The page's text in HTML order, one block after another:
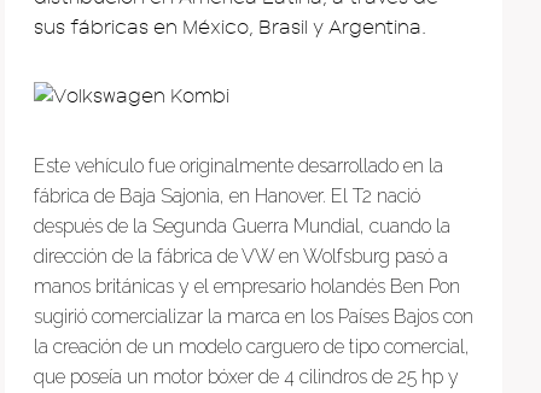
sus fábricas en México, Brasil y Argentina.
Este vehículo fue originalmente desarrollado en la
fábrica de Baja Sajonia, en Hanover. El T2 nació
después de la Segunda Guerra Mundial, cuando la
dirección de la fábrica de VW en Wolfsburg pasó a
manos británicas y el empresario holandés Ben Pon
sugirió comercializar la marca en los Países Bajos con
la creación de un modelo carguero de tipo comercial,
que poseía un motor bóxer de 4 cilindros de 25 hp y